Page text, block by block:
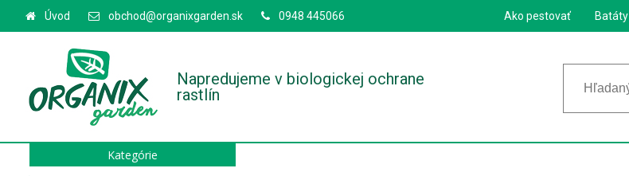
Napredujeme v biologickej ochrane
rastlín
Úvod obchod@organixgarden.sk 0948 445066 Ako pestovať Batáty
Kategórie